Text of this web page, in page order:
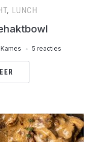
, LUNCH
5 reacties